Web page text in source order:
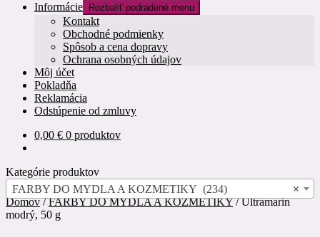
Informácie
Rozbaliť podradené menu
Kontakt
Obchodné podmienky
Spôsob a cena dopravy
Ochrana osobných údajov
Môj účet
Pokladňa
Reklamácia
Odstúpenie od zmluvy
0,00 € 0 produktov
Kategórie produktov
×
FARBY DO MYDLA A KOZMETIKY (234)
Domov/FARBY DO MYDLA A KOZMETIKY/Ultramarín
modrý, 50 g